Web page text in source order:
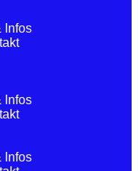
Infos
Infos
Infos